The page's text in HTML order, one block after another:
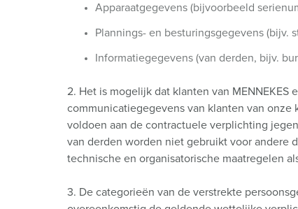
Apparaatgegevens (bijvoorbeeld
Plannings- en besturingsgegevens (bijv.
Informatiegegevens (van derden, bijv.
2. Het is mogelijk dat klanten van
communicatiegegevens van klanten van
voldoen aan de contractuele verplichting
van derden worden niet gebruikt voor andere
technische en organisatorische maatregelen
3. De categorieën van de verstrekte